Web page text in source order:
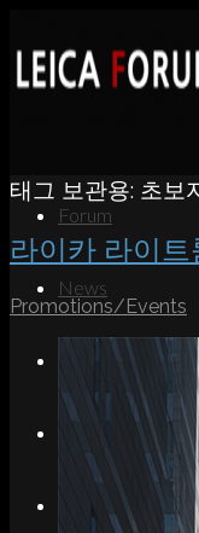
Forum
News
Portfolio
Contact
태그 보관용: 초보
라이카 라이
Promotions/Events